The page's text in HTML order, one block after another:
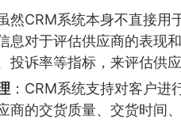
然CRM系统本身不直接用
息对于评估供应商的表现
投诉率等指标，来评估供
：CRM系统支持对客户
商的交货质量、交货时间